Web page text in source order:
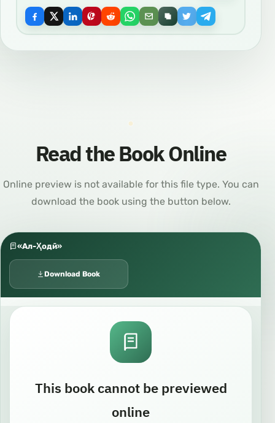
Read the Book Online
Online preview is not available for this file type. You can
download the book using the button below.
«Ал-Ҳодӣ»
Download Book
This book cannot be previewed
online